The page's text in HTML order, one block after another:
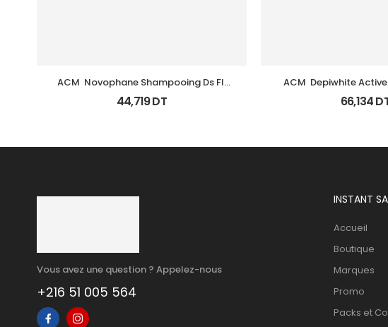
ACM  Novophane Shampooing Ds Fl
125Ml
44,719DT
ACM  Depiwhite
Anti Taches
66,134
Vous avez une question ? Appelez-nous
+216 51 005 564
INSTANT
Accueil
Boutique
Marques
Promo
Packs et